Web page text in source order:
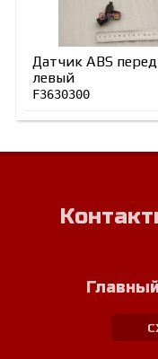
Датчик ABS
левый
F3630300